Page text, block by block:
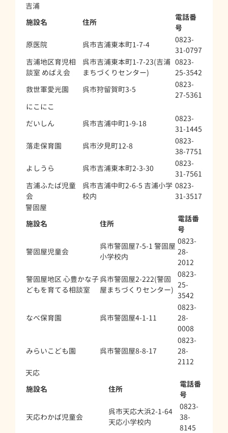
吉浦
施設名
住所
電話番
号
原医院
呉市吉浦東本町1-7-4
0823-
31-0797
吉浦地区育児相
談室 めばえ会
呉市吉浦東本町1-7-23(吉浦
まちづくりセンター)
0823-
25-3542
救世軍愛光園
呉市狩留賀町3-5
0823-
27-5361
にこにこ
だいしん
呉市吉浦中町1-9-18
0823-
31-1445
落走保育園
呉市汐見町12-8
0823-
38-7751
よしうら
呉市吉浦東本町2-3-30
0823-
31-7561
吉浦ふたば児童
会
呉市吉浦中町2-6-5 吉浦小学
校内
0823-
31-3517
警固屋
施設名
住所
電話番
号
警固屋児童会
呉市警固屋7-5-1 警固屋
小学校内
0823-
28-
2012
警固屋地区 心豊かな子
どもを育てる相談室
呉市警固屋2-222(警固
屋まちづくりセンター)
0823-
25-
3542
なべ保育園 呉市警固屋4-1-11
0823-
28-
0008
みらいこども園 呉市警固屋8-8-17
0823-
28-
2112
天応
施設名
住所
電話番
号
天応わかば児童会
呉市天応大浜2-1-64
天応小学校内
0823-
38-
8145